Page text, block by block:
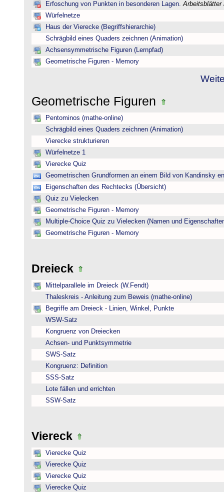
Erfoschung von Punkten in besonderen Lagen. Arbeitsblätter
Würfelnetze
Haus der Vierecke (Begriffshierarchie)
Schrägbild eines Quaders zeichnen (Animation)
Achsensymmetrische Figuren (Lernpfad)
Geometrische Figuren - Memory
Geometrische Figuren
Pentominos (mathe-online)
Schrägbild eines Quaders zeichnen (Animation)
Vierecke strukturieren
Würfelnetze 1
Vierecke Quiz
Geometrischen Grundformen an einem Bild von Kandinsky
Eigenschaften des Rechtecks (Übersicht)
Quiz zu Vielecken
Geometrische Figuren - Memory
Multiple-Choice Quiz zu Vielecken (Namen und
Geometrische Figuren - Memory
Dreieck
Mittelparallele im Dreieck (W.Fendt)
Thaleskreis - Anleitung zum Beweis (mathe-online)
Begriffe am Dreieck - Linien, Winkel, Punkte
WSW-Satz
Kongruenz von Dreiecken
Achsen- und Punktsymmetrie
SWS-Satz
Kongruenz: Definition
SSS-Satz
Lote fällen und errichten
SSW-Satz
Viereck
Vierecke Quiz
Vierecke Quiz
Vierecke Quiz
Vierecke Quiz